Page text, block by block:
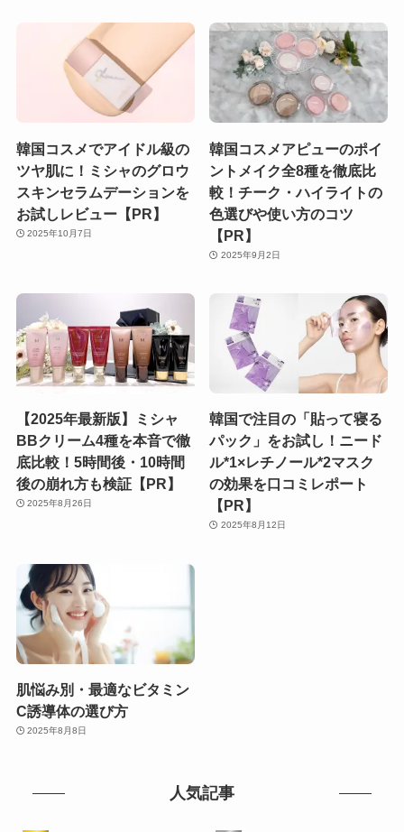
韓国コスメでアイドル級の
ツヤ肌に！ミシャのグロウ
スキンセラムデーションを
お試しレビュー【PR】
2025年10月7日
韓国コスメアピューのポイ
ントメイク全8種を徹底比
較！チーク・ハイライトの
色選びや使い方のコツ
【PR】
2025年9月2日
【2025年最新版】ミシャ
BBクリーム4種を本音で徹
底比較！5時間後・10時間
後の崩れ方も検証【PR】
2025年8月26日
韓国で注目の「貼って寝る
パック」をお試し！ニード
ル*1×レチノール*2マスク
の効果を口コミレポート
【PR】
2025年8月12日
肌悩み別・最適なビタミン
C誘導体の選び方
2025年8月8日
人気記事